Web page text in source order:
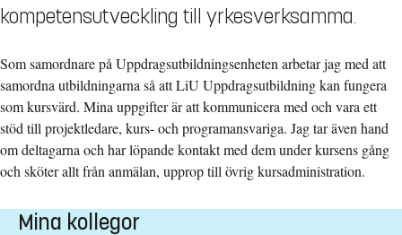
kompetensutveckling till yrkesverksamma.
Som samordnare på Uppdragsutbildningsenheten arbetar jag med att
samordna utbildningarna så att LiU Uppdragsutbildning kan fungera
som kursvärd. Mina uppgifter är att kommunicera med och vara ett
stöd till projektledare, kurs- och programansvariga. Jag tar även hand
om deltagarna och har löpande kontakt med dem under kursens gång
och sköter allt från anmälan, upprop till övrig kursadministration.
Mina kollegor